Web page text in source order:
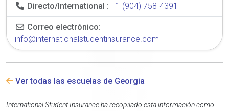
Directo/International : +1 (904) 758-4391
Correo electrónico:
info@internationalstudentinsurance.com
Ver todas las escuelas de Georgia
International Student Insurance ha recopilado esta información como